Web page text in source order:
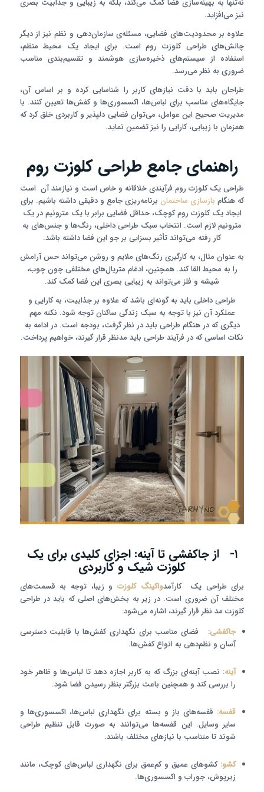
نه‌تنها به بهینه‌سازی فضا کمک می‌کند، بلکه به زیبایی و جذابیت بصری
نیز می‌افزاید.
علاوه بر محدودیت‌های فضایی، مسئله‌ی سازمان‌دهی و نظم نیز از دیگر
چالش‌های طراحی کلوزت روم است. برای ایجاد یک محیط منظم،
استفاده از سیستم‌های ذخیره‌سازی هوشمند و تقسیم‌بندی مناسب
ضروری به نظر می‌رسد.
طراحان باید با دقت نیازهای کاربر را شناسایی کرده و بر اساس آن،
جایگاه‌های مناسب برای لباس‌ها، اکسسوری‌ها و کفش‌ها تعیین کنند. با
مدیریت صحیح این عوامل، می‌توان فضایی دلپذیر و کاربردی خلق کرد که
همزمان با زیبایی، کارایی را نیز تضمین نماید.
راهنمای جامع طراحی کلوزت روم
طراحی یک کلوزت روم فرآیندی خلاقانه و خاص است و نیازمند آن است
که هنگام بازسازی ساختمان برنامه‌ریزی جامع و دقیقی داشته باشیم. برای
ایجاد یک کلوزت روم کوچک، حداقل فضایی برابر با یک مترونیم در یک
مترونیم لازم است. انتخاب سبک طراحی داخلی، رنگ‌ها و جنس‌های به
کار رفته می‌تواند تأثیر بسزایی بر جو این فضا داشته باشد.
به عنوان مثال، به کارگیری رنگ‌های ملایم و روشن می‌تواند حس آرامش
را به محیط القا کند. همچنین، ادغام متریال‌های مختلفی چون چوب،
شیشه و فلز می‌تواند به زیبایی بصری این فضا کمک کند.
طراحی داخلی باید به گونه‌ای باشد که علاوه بر جذابیت، به کارایی و
عملکرد آن نیز با توجه به سبک زندگی ساکنان توجه شود. نکته مهم
دیگری که در هنگام طراحی باید در نظر گرفت، بودجه است. در ادامه به
نکات اساسی که در فرآیند طراحی باید مدنظر قرار گیرند، خواهیم پرداخت.
۱- از جاکفشی تا آینه: اجزای کلیدی برای یک
کلوزت شیک و کاربردی
برای طراحی یک کارآمدواکینگ کلوزتو زیبا، توجه به قسمت‌های
مختلف آن ضروری است. در زیر به بخش‌های اصلی که باید در طراحی
کلوزت مد نظر قرار گیرند، اشاره می‌شود:
جاکفشی: فضای مناسب برای نگهداری کفش‌ها با قابلیت دسترسی
آسان و نظم‌دهی به انواع کفش‌ها.
آینه: نصب آینه‌ای بزرگ که به کاربر اجازه دهد تا لباس‌ها و ظاهر خود
را بررسی کند و همچنین باعث بزرگتر بنظر رسیدن فضا شود.
قفسه: قفسه‌های باز و بسته برای نگهداری لباس‌ها، اکسسوری‌ها و
سایر وسایل. این قفسه‌ها می‌توانند به صورت قابل تنظیم طراحی
شوند تا متناسب با نیازهای مختلف باشند.
کشو: کشوهای عمیق و کم‌عمق برای نگهداری لباس‌های کوچک، مانند
زیرپوش، جوراب و اکسسوری‌ها.